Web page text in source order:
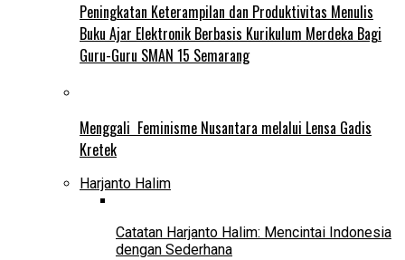
Peningkatan Keterampilan dan Produktivitas Menulis
Buku Ajar Elektronik Berbasis Kurikulum Merdeka Bagi
Guru-Guru SMAN 15 Semarang
Menggali Feminisme Nusantara melalui Lensa Gadis
Kretek
Harjanto Halim
Catatan Harjanto Halim: Mencintai Indonesia
dengan Sederhana